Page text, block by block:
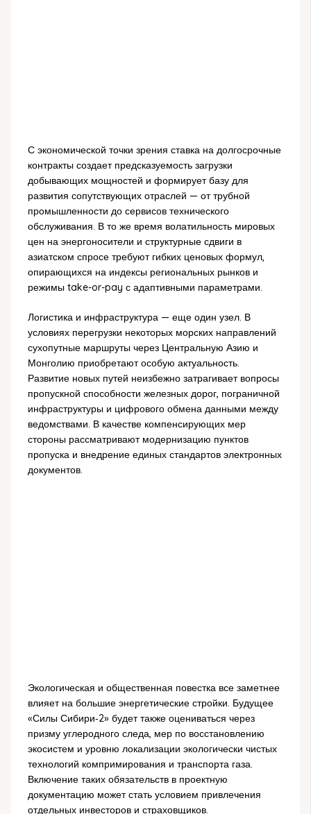
С экономической точки зрения ставка на долгосрочные
контракты создает предсказуемость загрузки
добывающих мощностей и формирует базу для
развития сопутствующих отраслей — от трубной
промышленности до сервисов технического
обслуживания. В то же время волатильность мировых
цен на энергоносители и структурные сдвиги в
азиатском спросе требуют гибких ценовых формул,
опирающихся на индексы региональных рынков и
режимы take-or-pay с адаптивными параметрами.
Логистика и инфраструктура — еще один узел. В
условиях перегрузки некоторых морских направлений
сухопутные маршруты через Центральную Азию и
Монголию приобретают особую актуальность.
Развитие новых путей неизбежно затрагивает вопросы
пропускной способности железных дорог, пограничной
инфраструктуры и цифрового обмена данными между
ведомствами. В качестве компенсирующих мер
стороны рассматривают модернизацию пунктов
пропуска и внедрение единых стандартов электронных
документов.
Экологическая и общественная повестка все заметнее
влияет на большие энергетические стройки. Будущее
«Силы Сибири‑2» будет также оцениваться через
призму углеродного следа, мер по восстановлению
экосистем и уровню локализации экологически чистых
технологий компримирования и транспорта газа.
Включение таких обязательств в проектную
документацию может стать условием привлечения
отдельных инвесторов и страховщиков.